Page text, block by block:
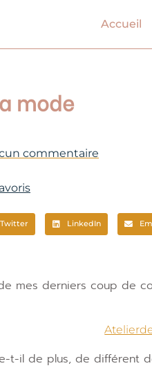
Accueil
mode
commentaire
Twitter LinkedIn
mes derniers coup de
t-il de plus, de différent